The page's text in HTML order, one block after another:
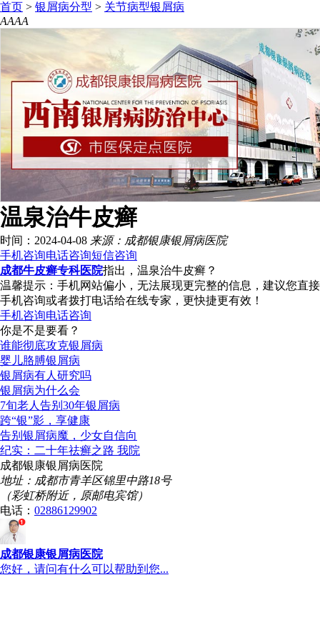
首页 > 银屑病分型 > 关节病型银屑病
AAAA
温泉治牛皮癣
时间：2024-04-08 来源：成都银康银屑病医院
手机咨询电话咨询短信咨询
成都牛皮癣专科医院指出，温泉治牛皮癣？
温馨提示：手机网站偏小，无法展现更完整的信息，建议您直接
手机咨询或者拨打电话给在线专家，更快捷更有效！
手机咨询电话咨询
你是不是要看？
谁能彻底攻克银屑病
婴儿胳膊银屑病
银屑病有人研究吗
银屑病为什么会
7旬老人告别30年银屑病
跨“银”影，享健康
告别银屑病魔，少女自信向
纪实：二十年祛癣之路 我院
成都银康银屑病医院
地址：成都市青羊区锦里中路18号
（彩虹桥附近，原邮电宾馆）
电话： 02886129902
成都银康银屑病医院
您好，请问有什么可以帮助到您...